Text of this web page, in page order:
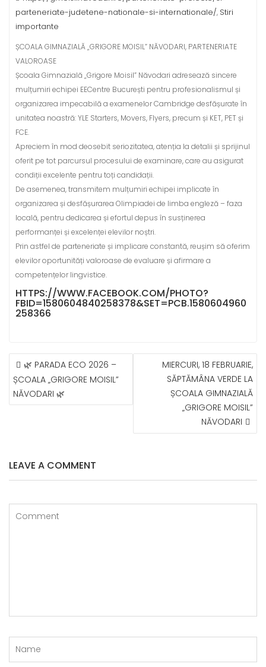
parteneriate-judetene-nationale-si-internationale/, Stiri
importante
ȘCOALA GIMNAZIALĂ „GRIGORE MOISIL” NĂVODARI, PARTENERIATE
VALOROASE
Școala Gimnazială „Grigore Moisil” Năvodari adresează sincere
mulțumiri echipei EECentre București pentru profesionalismul și
organizarea impecabilă a examenelor Cambridge desfășurate în
unitatea noastră: YLE Starters, Movers, Flyers, precum și KET, PET și
FCE.
Apreciem în mod deosebit seriozitatea, atenția la detalii și sprijinul
oferit pe tot parcursul procesului de examinare, care au asigurat
condiții excelente pentru toți candidații.
De asemenea, transmitem mulțumiri echipei implicate în
organizarea și desfășurarea Olimpiadei de limba engleză – faza
locală, pentru dedicarea și efortul depus în susținerea
performanței și excelenței elevilor noștri.
Prin astfel de parteneriate și implicare constantă, reușim să oferim
elevilor oportunități valoroase de evaluare și afirmare a
competențelor lingvistice.
HTTPS://WWW.FACEBOOK.COM/PHOTO?
FBID=1580604840258378&SET=PCB.1580604960
258366
NAVIGARE
ÎN
ARTICOLE
🌿 PARADA ECO 2026 –
ȘCOALA „GRIGORE MOISIL”
NĂVODARI 🌿
MIERCURI, 18 FEBRUARIE,
SĂPTĂMÂNA VERDE LA
ȘCOALA GIMNAZIALĂ
„GRIGORE MOISIL”
NĂVODARI
LEAVE A COMMENT